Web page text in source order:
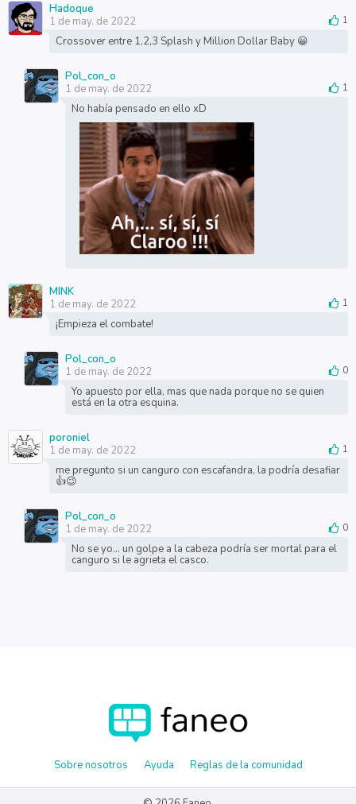
Hadoque
1 de may. de 2022
1
Crossover entre 1,2,3 Splash y Million Dollar Baby 😀
Pol_con_o
1 de may. de 2022
1
No había pensado en ello xD
MINK
1 de may. de 2022
1
¡Empieza el combate!
Pol_con_o
1 de may. de 2022
0
Yo apuesto por ella, mas que nada porque no se quien
está en la otra esquina.
poroniel
1 de may. de 2022
1
me pregunto si un canguro con escafandra, la podría desafiar
👍😉
Pol_con_o
1 de may. de 2022
0
No se yo... un golpe a la cabeza podría ser mortal para el
canguro si le agrieta el casco.
Sobre nosotros Ayuda Reglas de la comunidad